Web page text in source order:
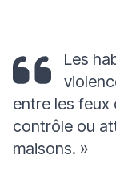
Les
entre les feux
contrôle ou
maisons. »